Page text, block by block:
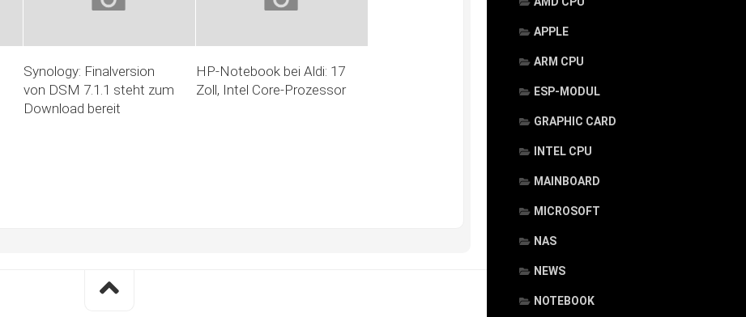
APPLE
ARM CPU
ESP-MODUL
GRAPHIC CARD
INTEL CPU
MAINBOARD
MICROSOFT
NAS
NEWS
NOTEBOOK
Synology: Finalversion
von DSM 7.1.1 steht zum
Download bereit
HP-Notebook bei Aldi: 17
Zoll, Intel Core-Prozessor